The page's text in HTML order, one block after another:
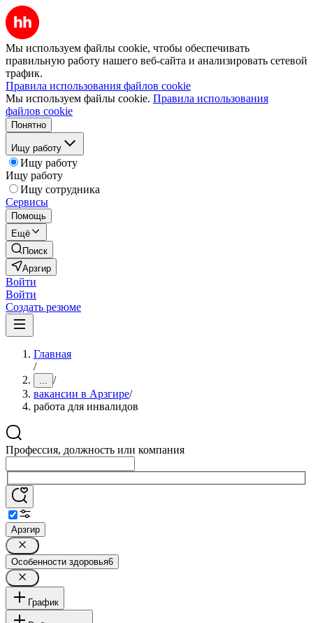
Мы используем файлы cookie, чтобы обеспечивать
правильную работу нашего веб-сайта и анализировать сетевой
трафик.
Правила использования файлов cookie
Мы используем файлы cookie. Правила использования
файлов cookie
Понятно
Ищу работу
Ищу работу
Ищу работу
Ищу сотрудника
Сервисы
Помощь
Ещё
Поиск
Арзгир
Войти
Войти
Создать резюме
Главная
/
... /
вакансии в Арзгире/
работа для инвалидов
Профессия, должность или компания
Арзгир
Особенности здоровья6
График